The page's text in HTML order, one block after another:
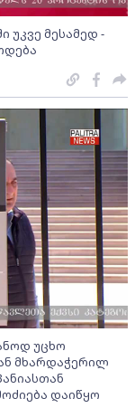
უკვე მესამედ -
უცხო
მხარდაჭერილ
დაიწყო